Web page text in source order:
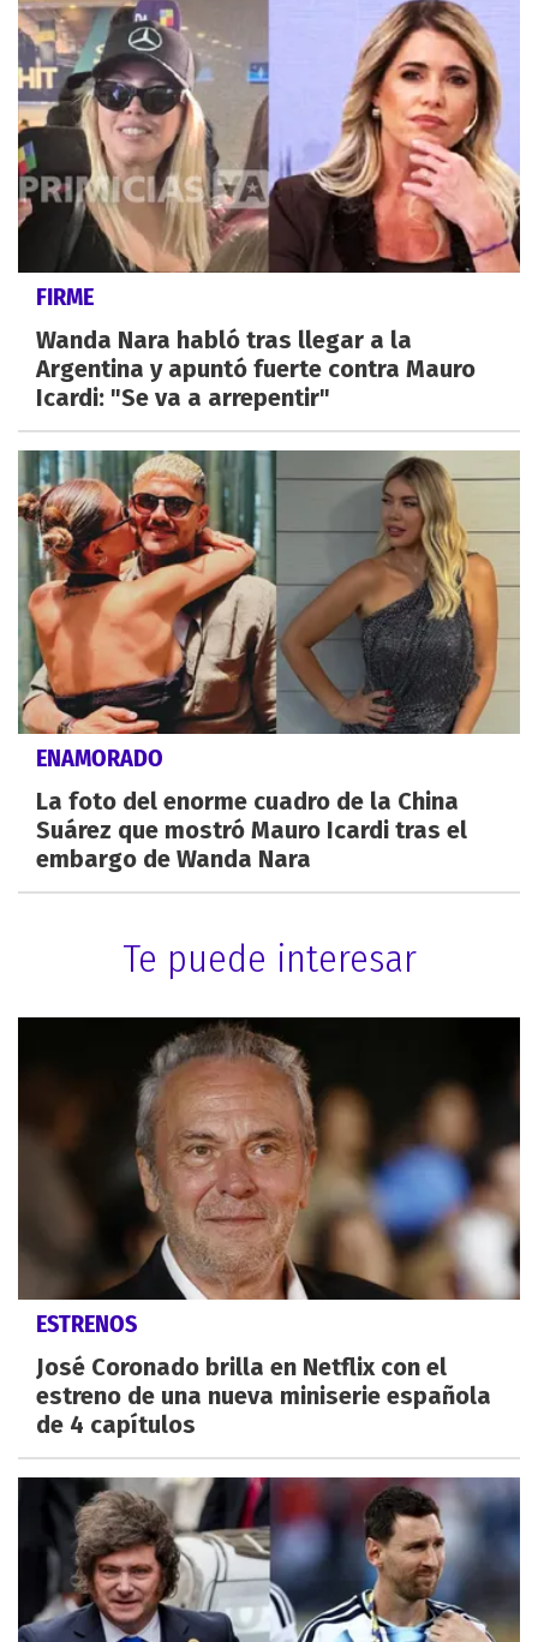
FIRME
Wanda Nara habló tras llegar a la
Argentina y apuntó fuerte contra Mauro
Icardi: "Se va a arrepentir"
ENAMORADO
La foto del enorme cuadro de la China
Suárez que mostró Mauro Icardi tras el
embargo de Wanda Nara
Te puede interesar
ESTRENOS
José Coronado brilla en Netflix con el
estreno de una nueva miniserie española
de 4 capítulos